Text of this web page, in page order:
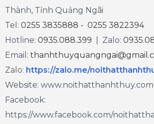
Thành, Tỉnh Quảng Ngãi
Tel: 0255 3835888 - 0255 3822394
Hotline: 0935.088.399 | Zalo:
Email:
Zalo: https://zalo.me/
Website: www.noithatthanhthuy.com
Facebook:
https://www.facebook.com/